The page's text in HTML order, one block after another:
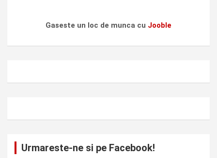
Gaseste un loc de munca cu Jooble
Urmareste-ne si pe Facebook!